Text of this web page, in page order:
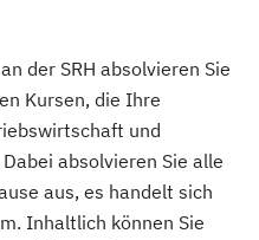
der SRH absolvieren Sie
Kursen, die Ihre
und
absolvieren Sie alle
aus, es handelt sich
Inhaltlich können Sie